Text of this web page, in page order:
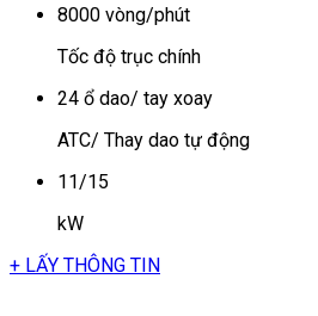
8000 vòng/phút
Tốc độ trục chính
24 ổ dao/ tay xoay
ATC/ Thay dao tự động
11/15
kW
+ LẤY THÔNG TIN